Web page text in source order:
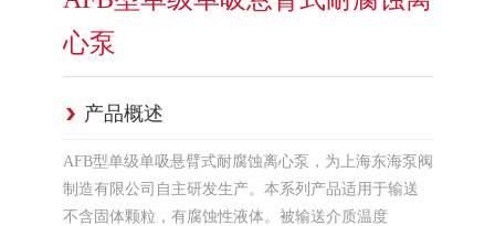
心泵
产品概述
AFB型单级单吸悬臂式耐腐蚀离心泵，为上海东海泵阀
制造有限公司自主研发生产。本系列产品适用于输送
不含固体颗粒，有腐蚀性液体。被输送介质温度